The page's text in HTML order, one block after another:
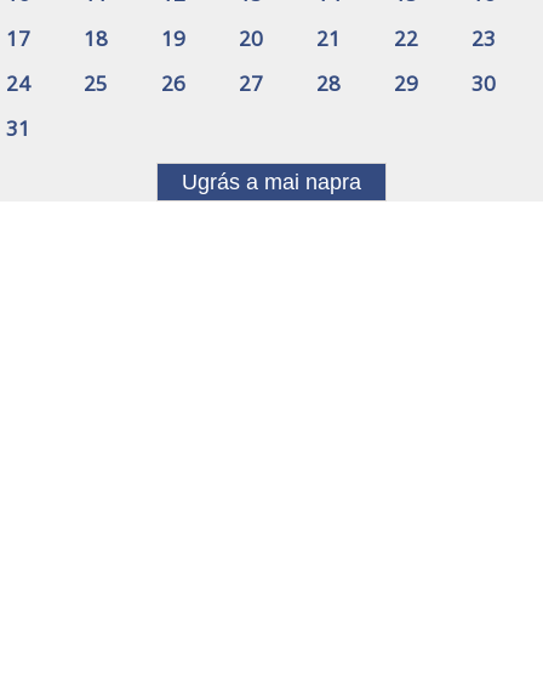
17
18 19 20 21 22
23
24
25 26 27 28 29
30
31
Ugrás a mai napra